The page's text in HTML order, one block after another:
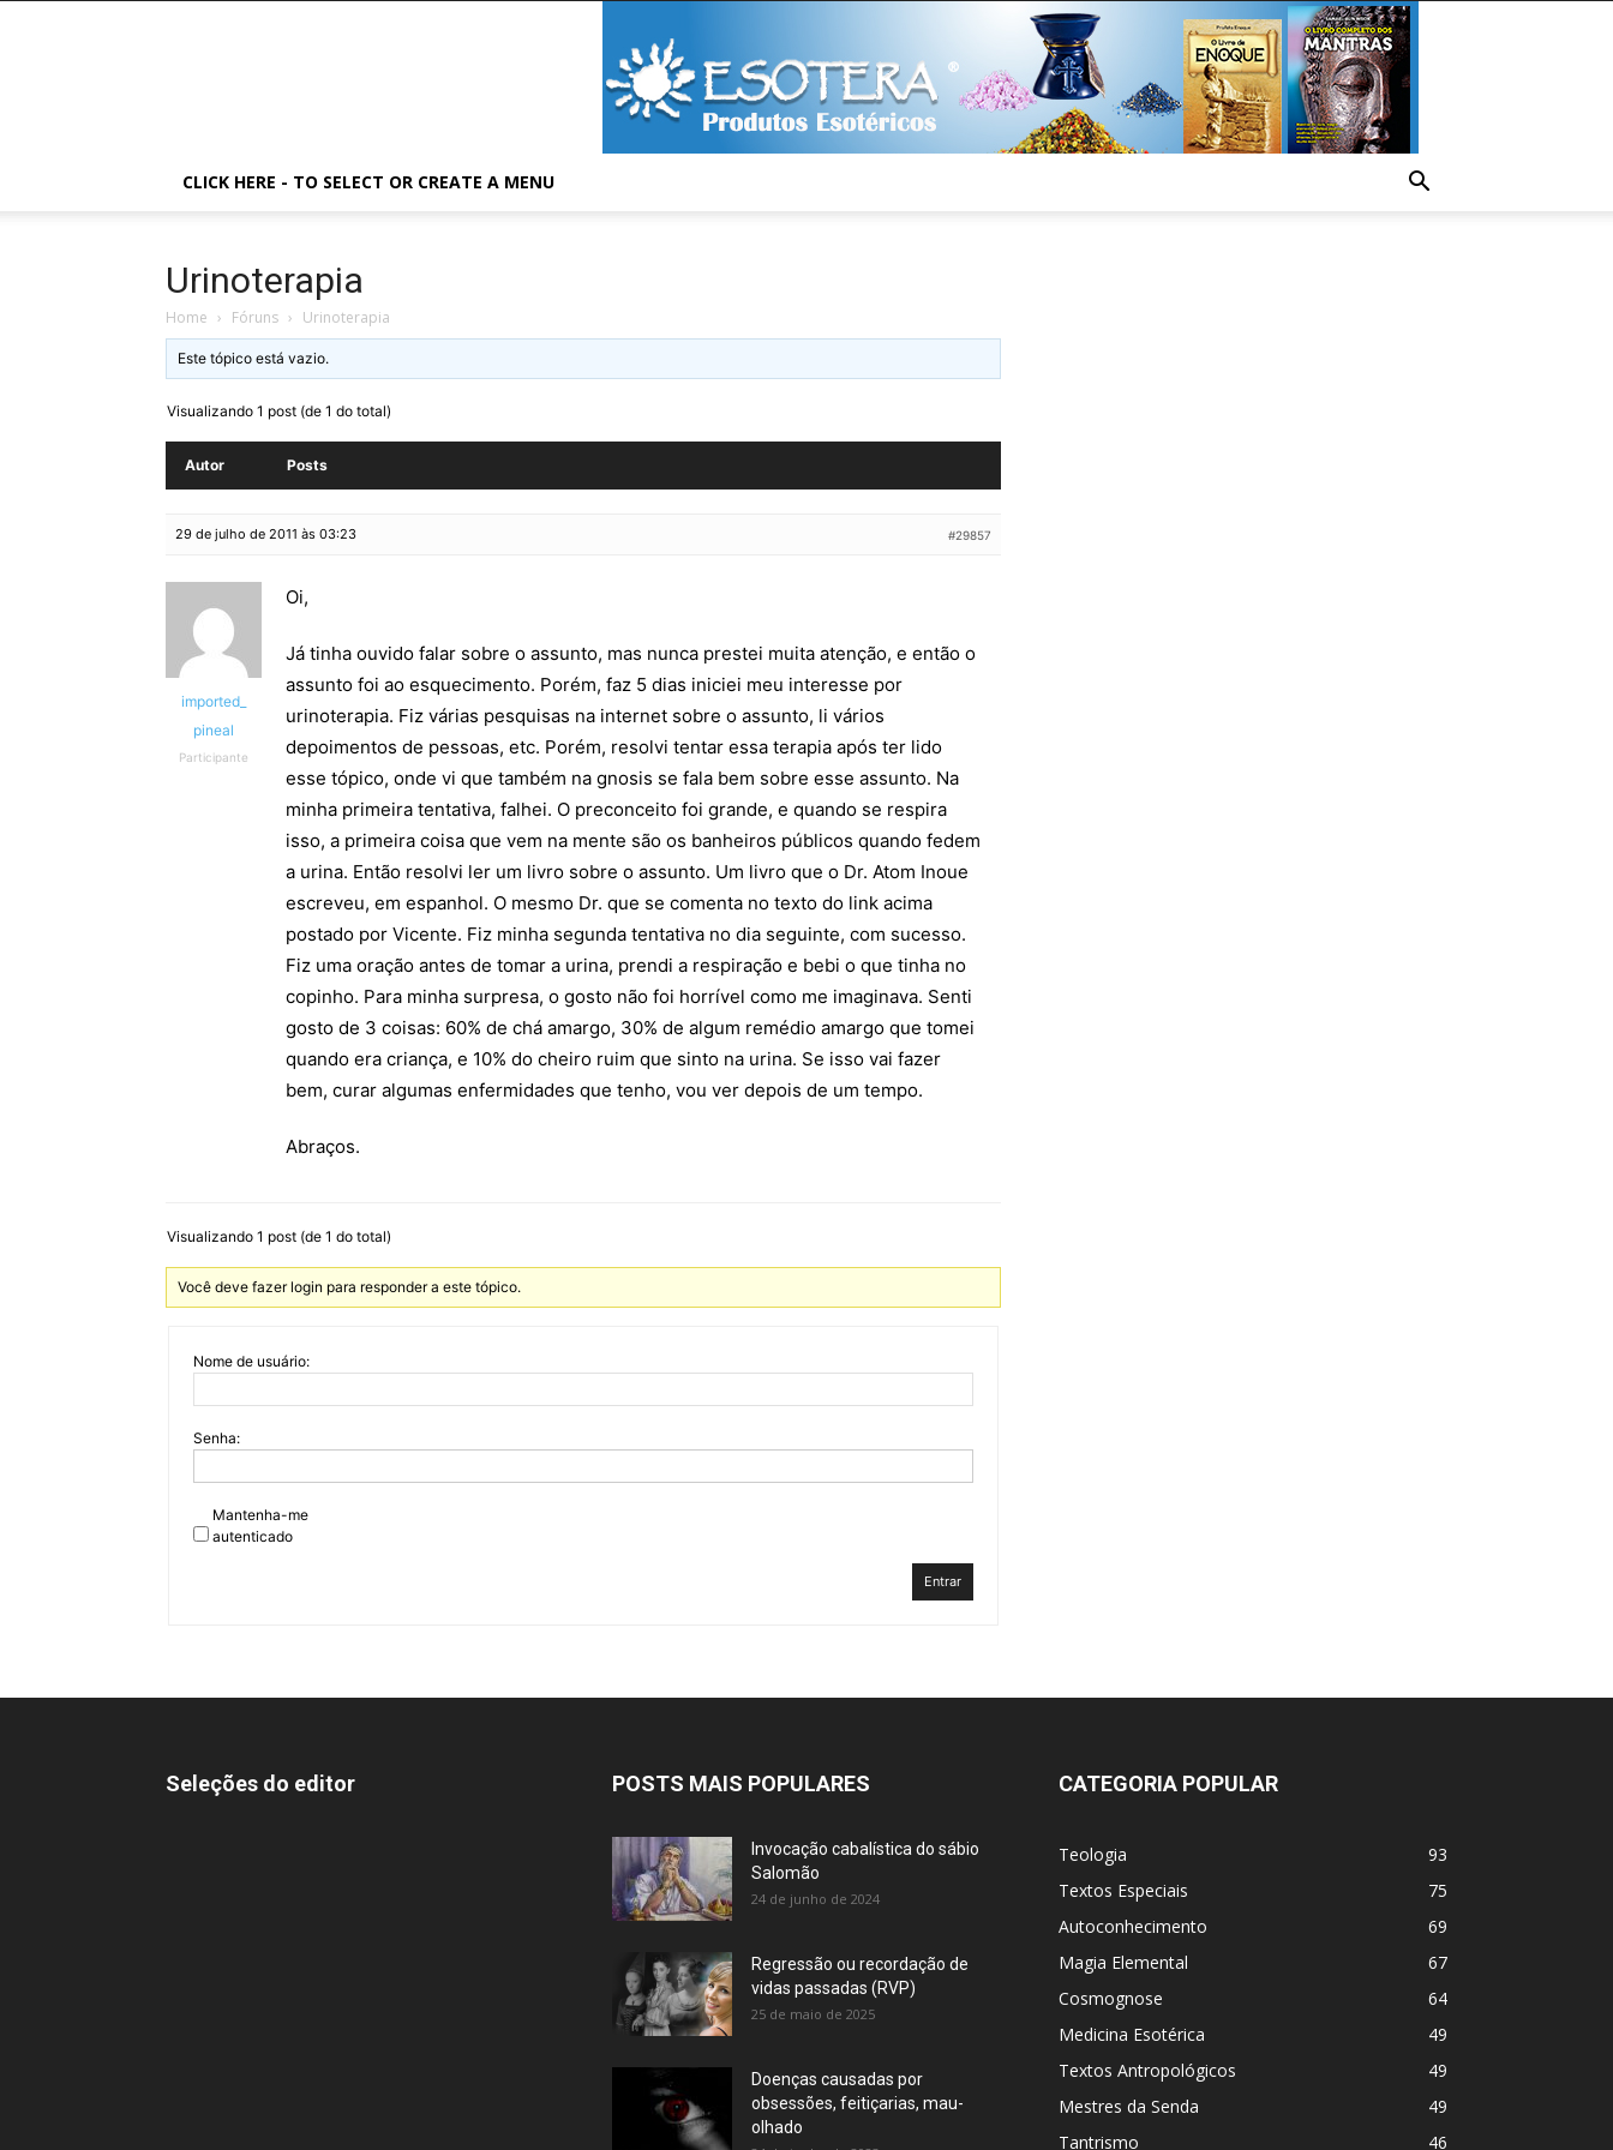
CLICK HERE - TO SELECT OR CREATE A MENU
Urinoterapia
Home › Fóruns › Urinoterapia
Este tópico está vazio.
Visualizando 1 post (de 1 do total)
Autor Posts
29 de julho de 2011 às 03:23 #29857
imported_
pineal
Participante
Oi,
Já tinha ouvido falar sobre o assunto, mas nunca prestei muita atenção, e então o
assunto foi ao esquecimento. Porém, faz 5 dias iniciei meu interesse por
urinoterapia. Fiz várias pesquisas na internet sobre o assunto, li vários
depoimentos de pessoas, etc. Porém, resolvi tentar essa terapia após ter lido
esse tópico, onde vi que também na gnosis se fala bem sobre esse assunto. Na
minha primeira tentativa, falhei. O preconceito foi grande, e quando se respira
isso, a primeira coisa que vem na mente são os banheiros públicos quando fedem
a urina. Então resolvi ler um livro sobre o assunto. Um livro que o Dr. Atom Inoue
escreveu, em espanhol. O mesmo Dr. que se comenta no texto do link acima
postado por Vicente. Fiz minha segunda tentativa no dia seguinte, com sucesso.
Fiz uma oração antes de tomar a urina, prendi a respiração e bebi o que tinha no
copinho. Para minha surpresa, o gosto não foi horrível como me imaginava. Senti
gosto de 3 coisas: 60% de chá amargo, 30% de algum remédio amargo que tomei
quando era criança, e 10% do cheiro ruim que sinto na urina. Se isso vai fazer
bem, curar algumas enfermidades que tenho, vou ver depois de um tempo.
Abraços.
Visualizando 1 post (de 1 do total)
Você deve fazer login para responder a este tópico.
Nome de usuário:
Senha:
Mantenha-me
autenticado
Entrar
Seleções do editor POSTS MAIS POPULARES
Invocação cabalística do sábio
Salomão
24 de junho de 2024
Regressão ou recordação de
vidas passadas (RVP)
25 de maio de 2025
Doenças causadas por
obsessões, feitiçarias, mau-
olhado
CATEGORIA POPULAR
Teologia
93
Textos Especiais
75
Autoconhecimento
69
Magia Elemental
67
Cosmognose
64
Medicina Esotérica
49
Textos Antropológicos
49
Mestres da Senda
49
Tantrismo
46